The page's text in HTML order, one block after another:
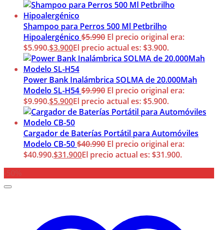
Shampoo para Perros 500 Ml Petbrilho
Hipoalergénico $5.990 El precio original era:
$5.990.$3.900El precio actual es: $3.900.
Power Bank Inalámbrica SOLMA de 20.000Mah
Modelo SL-H54$9.990 El precio original era:
$9.990.$5.900El precio actual es: $5.900.
Cargador de Baterías Portátil para Automóviles
Modelo CB-50$40.990 El precio original era:
$40.990.$31.900El precio actual es: $31.900.